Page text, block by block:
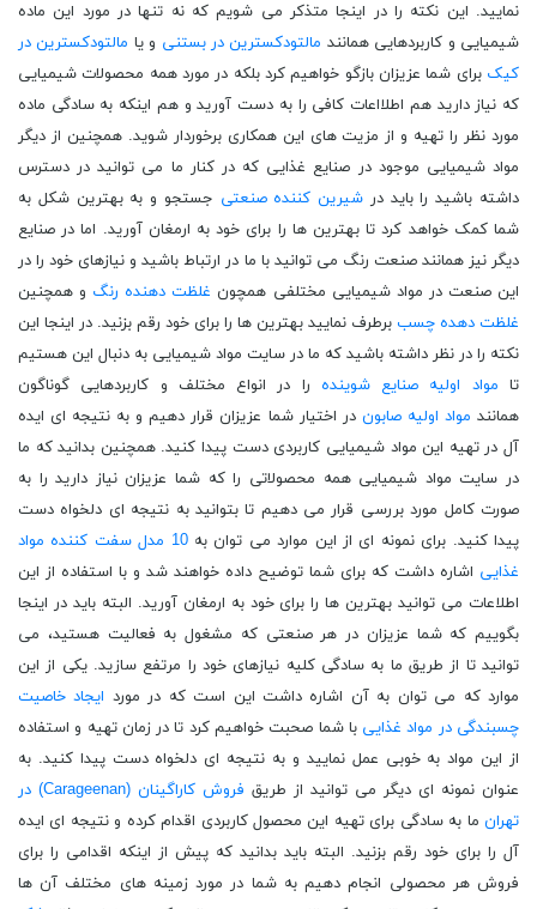
نمایید. این نکته را در اینجا متذکر می شویم که نه تنها در مورد این ماده
شیمیایی و کاربردهایی همانند مالتودکسترین در بستنی و یا مالتودکسترین در
کیک برای شما عزیزان بازگو خواهیم کرد بلکه در مورد همه محصولات شیمیایی
که نیاز دارید هم اطلااعات کافی را به دست آورید و هم اینکه به سادگی ماده
مورد نظر را تهیه و از مزیت های این همکاری برخوردار شوید. همچنین از دیگر
مواد شیمیایی موجود در صنایع غذایی که در کنار ما می توانید در دسترس
داشته باشید را باید در شیرین کننده صنعتی جستجو و به بهترین شکل به
شما کمک خواهد کرد تا بهترین ها را برای خود به ارمغان آورید. اما در صنایع
دیگر نیز همانند صنعت رنگ می توانید با ما در ارتباط باشید و نیازهای خود را در
این صنعت در مواد شیمیایی مختلفی همچون غلظت دهنده رنگ و همچنین
غلظت دهده چسب برطرف نمایید بهترین ها را برای خود رقم بزنید. در اینجا این
نکته را در نظر داشته باشید که ما در سایت مواد شیمیایی به دنبال این هستیم
تا مواد اولیه صنایع شوینده را در انواع مختلف و کاربردهایی گوناگون
همانند مواد اولیه صابوندر اختیار شما عزیزان قرار دهیم و به نتیجه ای ایده
آل در تهیه این مواد شیمیایی کاربردی دست پیدا کنید. همچنین بدانید که ما
در سایت مواد شیمیایی همه محصولاتی را که شما عزیزان نیاز دارید را به
صورت کامل مورد بررسی قرار می دهیم تا بتوانید به نتیجه ای دلخواه دست
پیدا کنید. برای نمونه ای از این موارد می توان به
10 مدل سفت کننده مواد
غذایی اشاره داشت که برای شما توضیح داده خواهند شد و با استفاده از این
اطلاعات می توانید بهترین ها را برای خود به ارمغان آورید. البته باید در اینجا
بگوییم که شما عزیزان در هر صنعتی که مشغول به فعالیت هستید، می
توانید تا از طریق ما به سادگی کلیه نیازهای خود را مرتفع سازید. یکی از این
موارد که می توان به آن اشاره داشت این است که در مورد ایجاد خاصیت
چسبندگی در مواد غذایی با شما صحبت خواهیم کرد تا در زمان تهیه و استفاده
از این مواد به خوبی عمل نمایید و به نتیجه ای دلخواه دست پیدا کنید. به
عنوان نمونه ای دیگر می توانید از طریق
فروش کاراگینان (Carageenan) در
تهران ما به سادگی برای تهیه این محصول کاربردی اقدام کرده و نتیجه ای ایده
آل را برای خود رقم بزنید. البته باید بدانید که پیش از اینکه اقدامی را برای
فروش هر محصولی انجام دهیم به شما در مورد زمینه های مختلف آن ها